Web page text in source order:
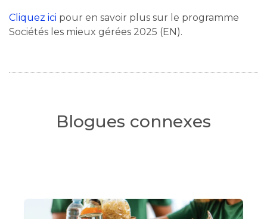
Cliquez ici pour en savoir plus sur le programme
Sociétés les mieux gérées 2025 (EN).
Blogues connexes